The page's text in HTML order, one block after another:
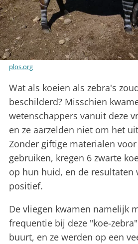
plos.org
Wat als koeien als zebra's
beschilderd? Misschien
wetenschappers vanuit deze
en ze aarzelden niet om het
Zonder giftige materialen
gebruiken, kregen 6 zwarte
op hun huid, en de resultaten
positief.
De vliegen kwamen namelijk
frequentie bij deze "koe-
buurt, en ze werden op een